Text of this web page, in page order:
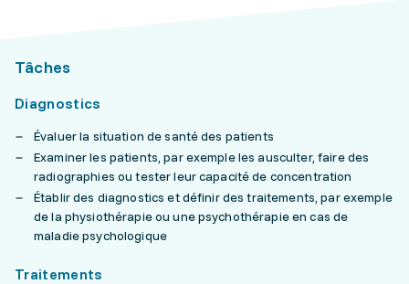
Tâches
Diagnostics
Évaluer la situation de santé des patients
Examiner les patients, par exemple les ausculter, faire des
radiographies ou tester leur capacité de concentration
Établir des diagnostics et définir des traitements, par exemple
de la physiothérapie ou une psychothérapie en cas de
maladie psychologique
Traitements